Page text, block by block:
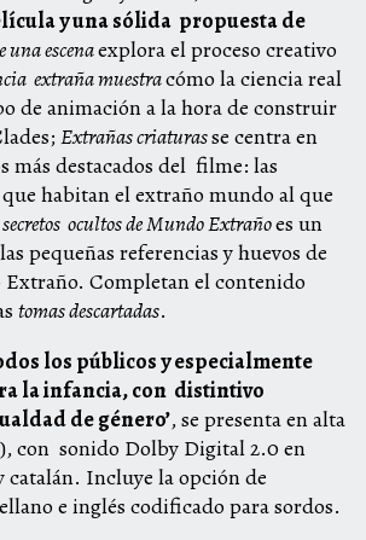
y una sólida propuesta de
escenaexplora el proceso creativo
extraña muestracómo la ciencia real
de animación a la hora de construir
Extrañas criaturasse centra en
más destacados del filme: las
habitan el extraño mundo al que
ocultos de Mundo Extrañoes un
pequeñas referencias y huevos de
Completan el contenido
tomas descartadas.
los públicos y especialmente
la infancia, con distintivo
de género’, se presenta en alta
con sonido Dolby Digital 2.0 en
catalán. Incluye la opción de
e inglés codificado para sordos.